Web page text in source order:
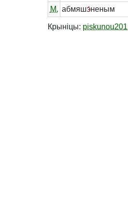
М. абмяшэ́неным
Крыніцы: